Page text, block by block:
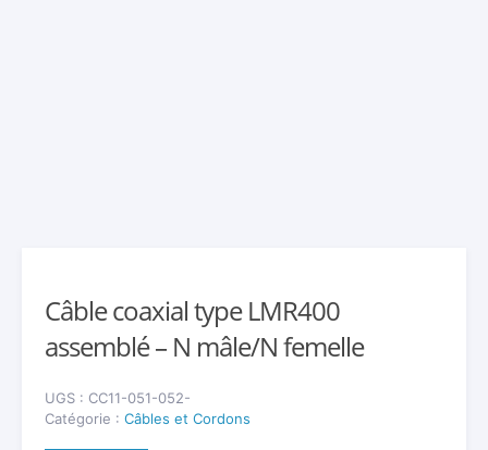
Câble coaxial type LMR400
assemblé – N mâle/N femelle
UGS : CC11-051-052-
Catégorie : Câbles et Cordons